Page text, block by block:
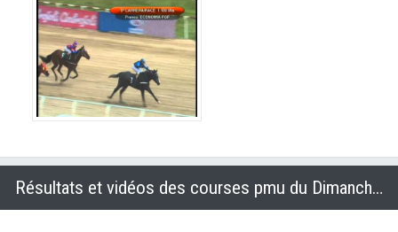
Résultats et vidéos des courses pmu du Dimanche 19 octobre 2014